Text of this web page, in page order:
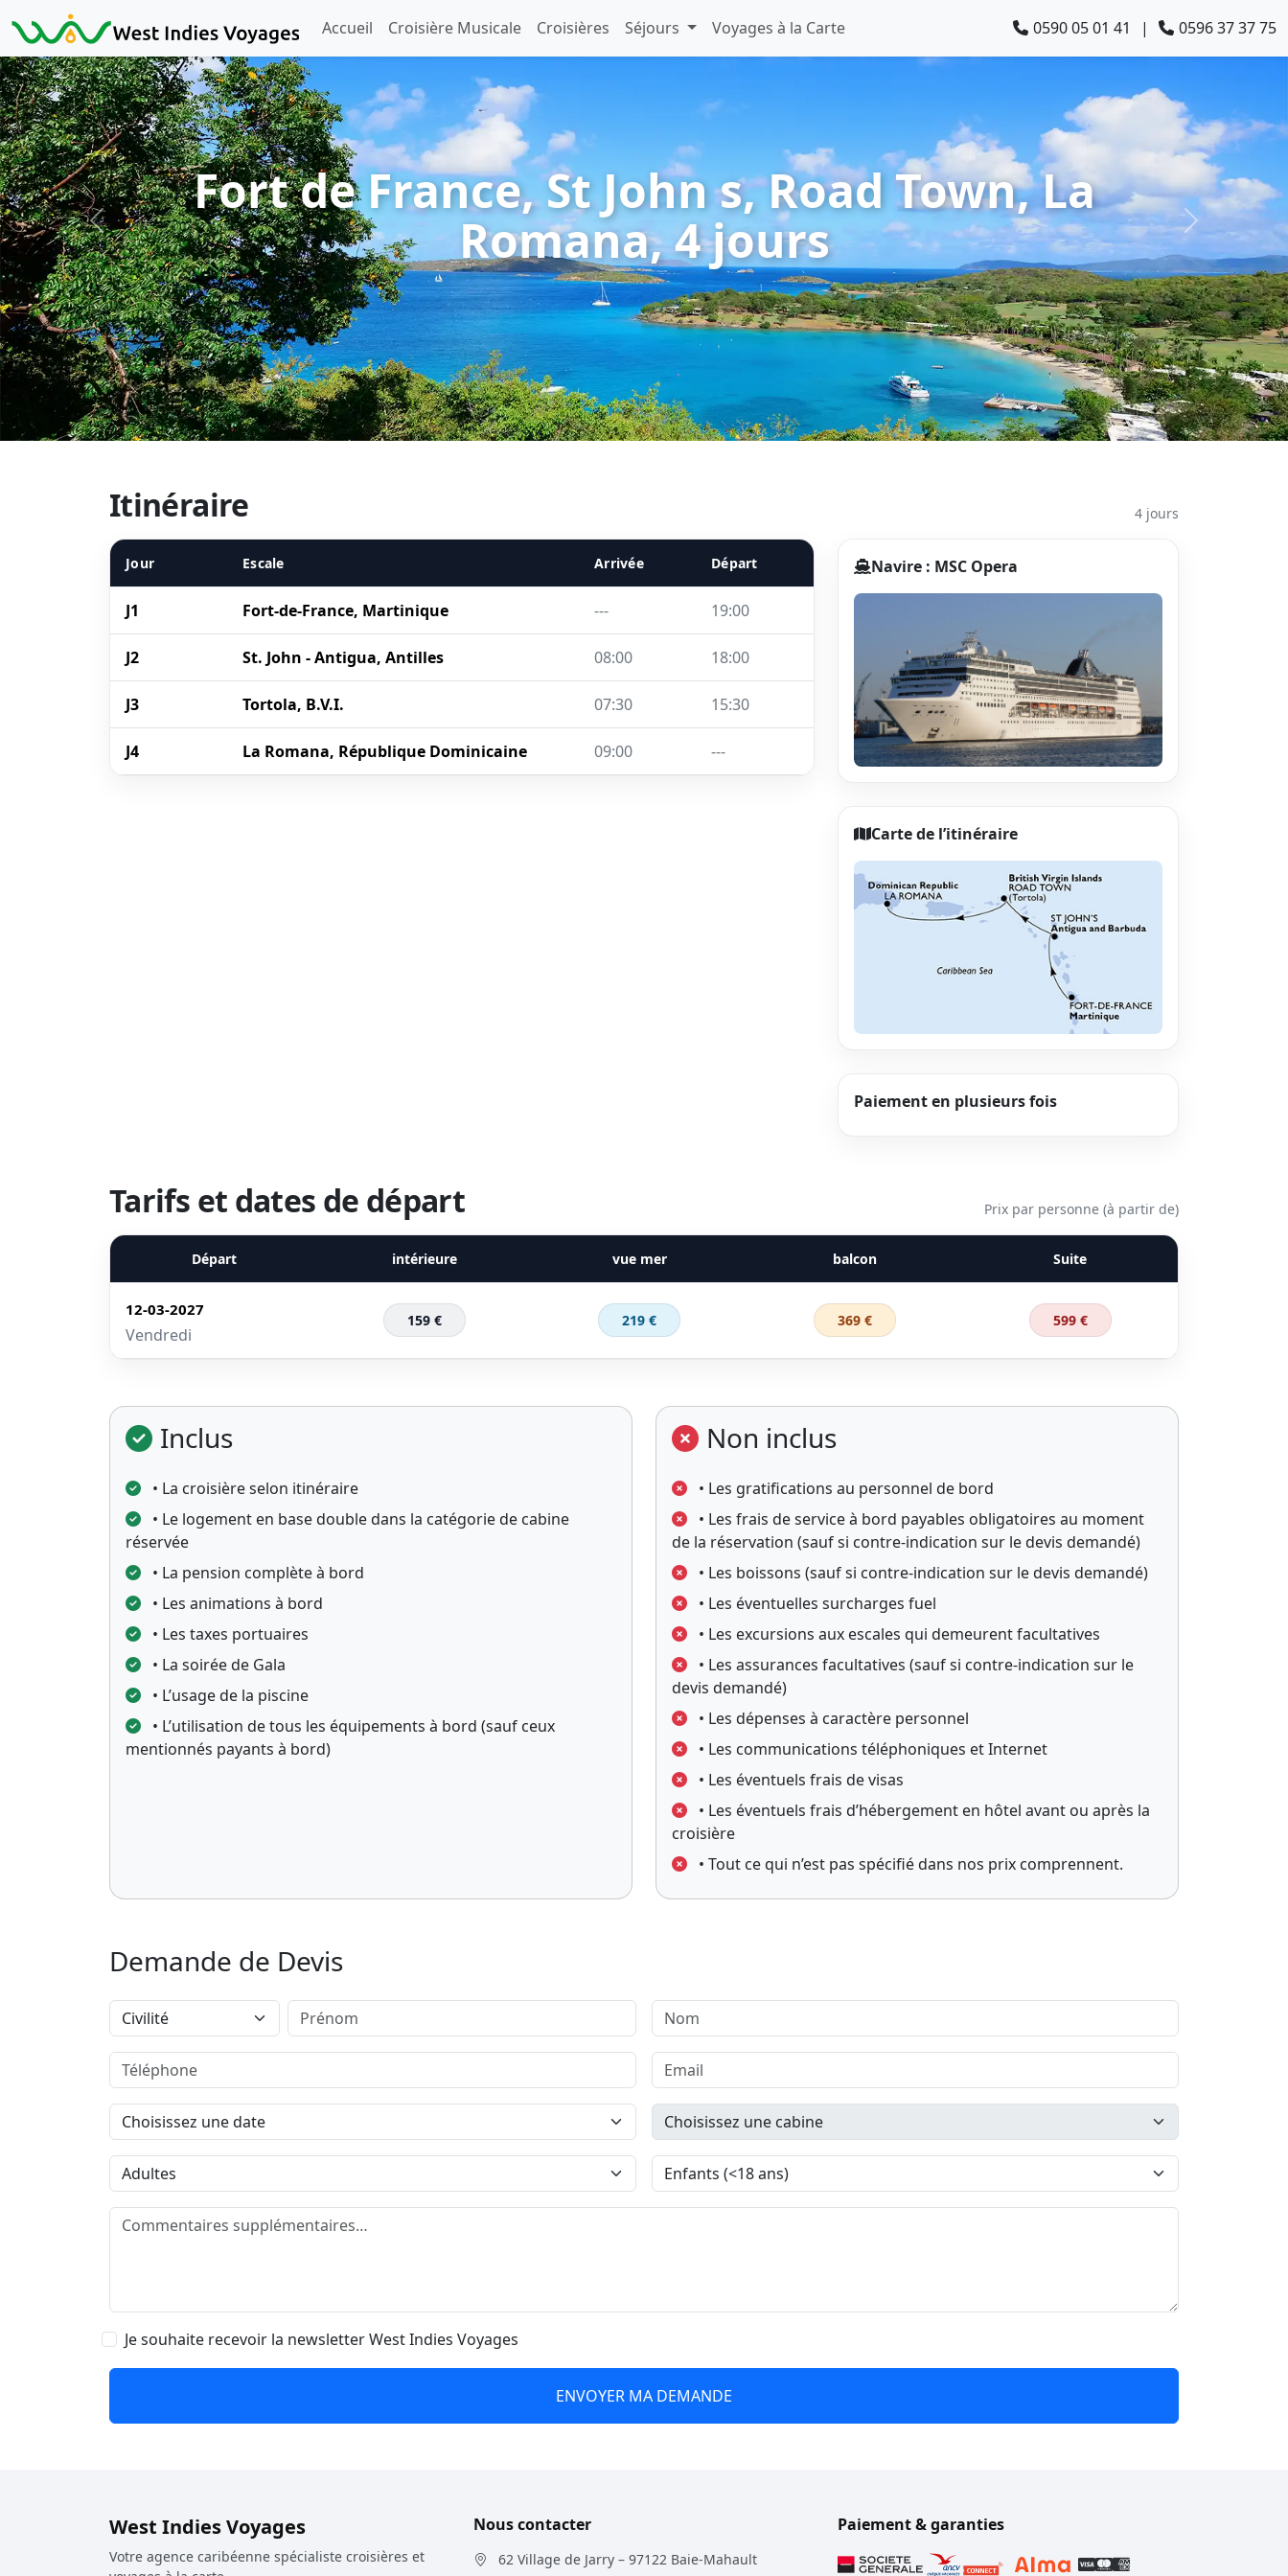
Accueil Croisière Musicale Croisières Séjours Voyages à la Carte 0590 05 01 41 | 0596 37 37 75
Fort de France, St John s, Road Town, La
Romana, 4 jours
Précédent Suivant
Itinéraire 4 jours
Jour Escale Arrivée Départ
J1 Fort-de-France, Martinique --- 19:00
J2 St. John - Antigua, Antilles 08:00 18:00
J3 Tortola, B.V.I. 07:30 15:30
J4 La Romana, République Dominicaine 09:00 ---
Navire : MSC Opera
Carte de l’itinéraire
Paiement en plusieurs fois
Tarifs et dates de départ Prix par personne (à partir de)
Départ intérieure vue mer balcon Suite
12-03-2027
Vendredi
159 € 219 € 369 € 599 €
Inclus
• La croisière selon itinéraire
• Le logement en base double dans la catégorie de cabine
réservée
• La pension complète à bord
• Les animations à bord
• Les taxes portuaires
• La soirée de Gala
• L’usage de la piscine
• L’utilisation de tous les équipements à bord (sauf ceux
mentionnés payants à bord)
Non inclus
• Les gratifications au personnel de bord
• Les frais de service à bord payables obligatoires au moment
de la réservation (sauf si contre-indication sur le devis demandé)
• Les boissons (sauf si contre-indication sur le devis demandé)
• Les éventuelles surcharges fuel
• Les excursions aux escales qui demeurent facultatives
• Les assurances facultatives (sauf si contre-indication sur le
devis demandé)
• Les dépenses à caractère personnel
• Les communications téléphoniques et Internet
• Les éventuels frais de visas
• Les éventuels frais d’hébergement en hôtel avant ou après la
croisière
• Tout ce qui n’est pas spécifié dans nos prix comprennent.
Demande de Devis
Je souhaite recevoir la newsletter West Indies Voyages
ENVOYER MA DEMANDE
West Indies Voyages
Votre agence caribéenne spécialiste croisières et
Nous contacter
62 Village de Jarry – 97122 Baie-Mahault
Paiement & garanties